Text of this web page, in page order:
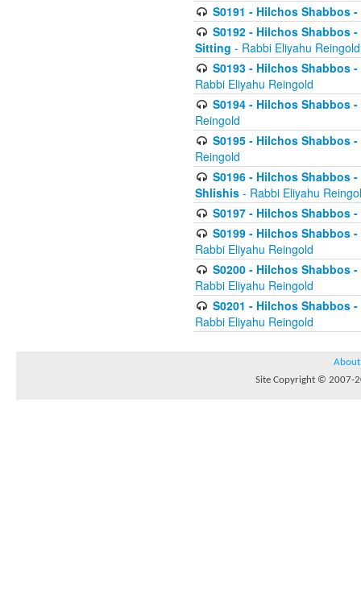
S0191 - Hilchos Shabbos
S0192 - Hilchos Shabbos
Sitting - Rabbi Eliyahu Reingold
S0193 - Hilchos Shabbos
Rabbi Eliyahu Reingold
S0194 - Hilchos Shabbos
Reingold
S0195 - Hilchos Shabbos
Reingold
S0196 - Hilchos Shabbos
Shlishis - Rabbi Eliyahu
S0197 - Hilchos Shabbos
S0199 - Hilchos Shabbos
Rabbi Eliyahu Reingold
S0200 - Hilchos Shabbos
Rabbi Eliyahu Reingold
S0201 - Hilchos Shabbos
Rabbi Eliyahu Reingold
About
Site Copyright © 2007-